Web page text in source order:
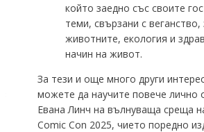
който заедно със своите
теми, свързани с
животните, екология и
начин на живот.
За тези и още много други
можете да научите повече лично
Евана Линч на вълнуваща среща
Comic Con 2025, чието поредно